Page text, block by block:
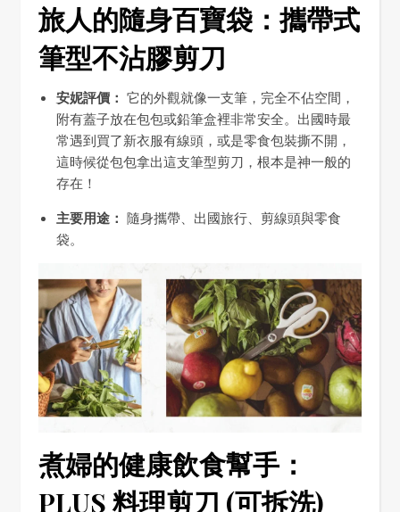
旅人的隨身百寶袋：攜帶式
筆型不沾膠剪刀
安妮評價： 它的外觀就像一支筆，完全不佔空間，
附有蓋子放在包包或鉛筆盒裡非常安全。出國時最
常遇到買了新衣服有線頭，或是零食包裝撕不開，
這時候從包包拿出這支筆型剪刀，根本是神一般的
存在！
主要用途： 隨身攜帶、出國旅行、剪線頭與零食
袋。
煮婦的健康飲食幫手：
PLUS 料理剪刀 (可拆洗)